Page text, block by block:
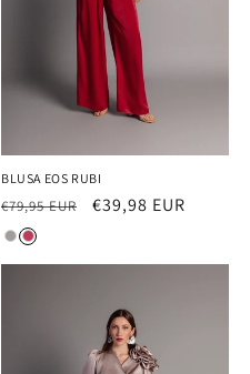
BLUSA EOS RUBI
Precio
habitual
€79,95 EUR
Precio
€39,98 EUR